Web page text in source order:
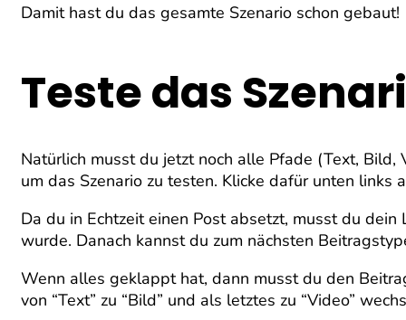
Damit hast du das gesamte Szenario schon gebaut!
Teste das
Natürlich musst du jetzt noch alle Pfade (Text,
um das Szenario zu testen. Klicke dafür unten
Da du in Echtzeit einen Post absetzt, musst du
wurde. Danach kannst du zum nächsten
Wenn alles geklappt hat, dann musst du den
von “Text” zu “Bild” und als letztes zu “Video”